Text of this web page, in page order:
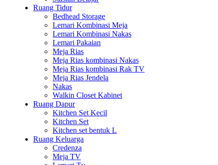
Ruang Tidur
Bedhead Storage
Lemari Kombinasi Meja
Lemari Kombinasi Nakas
Lemari Pakaian
Meja Rias
Meja Rias kombinasi Nakas
Meja Rias kombinasi Rak TV
Meja Rias Jendela
Nakas
Walkin Closet Kabinet
Ruang Dapur
Kitchen Set Kecil
Kitchen Set
Kitchen set bentuk L
Ruang Keluarga
Credenza
Meja TV